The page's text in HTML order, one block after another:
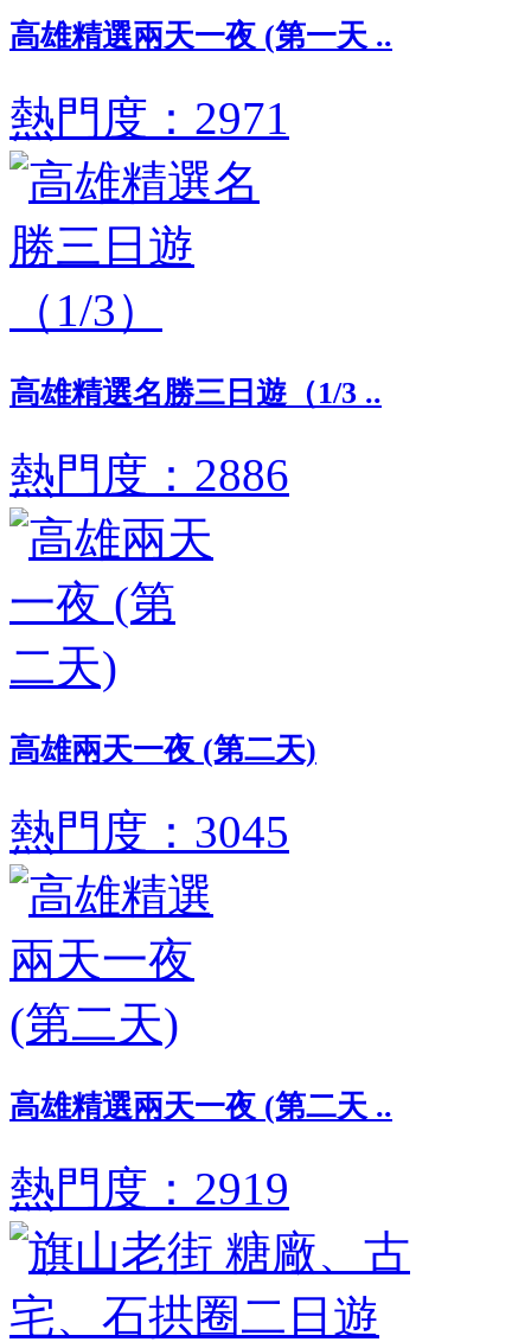
高雄精選兩天一夜 (第一天 ..
熱門度：2971
高雄精選名勝三日遊（1/3 ..
熱門度：2886
高雄兩天一夜 (第二天)
熱門度：3045
高雄精選兩天一夜 (第二天 ..
熱門度：2919